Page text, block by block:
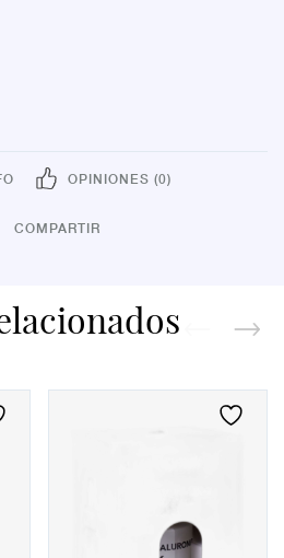
OPINIONES (0)
COMPARTIR